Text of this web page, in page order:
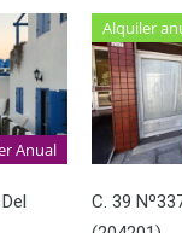
Anual
Alquiler
C. 39